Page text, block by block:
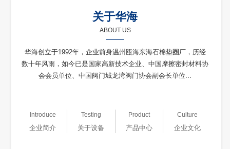
关于华海
ABOUT US
华海创立于1992年，企业前身温州瓯海东海石棉垫圈厂，历经
数十年风雨，如今已是国家高新技术企业、中国摩擦密封材料协
会会员单位、中国阀门城龙湾阀门协会副会长单位...
Introduce
企业简介
Testing
关于设备
Product
产品中心
Culture
企业文化